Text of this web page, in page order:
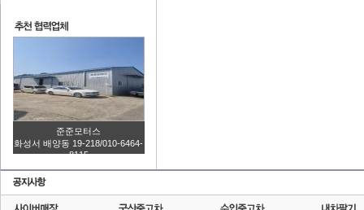
준준모터스
화성서 배양동 19-218/010-6464-
8115